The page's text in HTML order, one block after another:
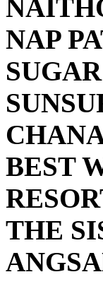
NAP
BEST
THE